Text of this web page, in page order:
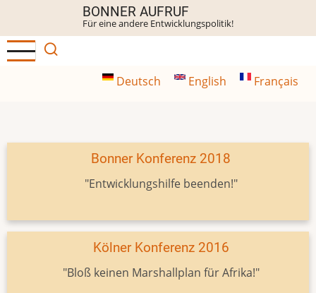
Inhalt
BONNER AUFRUF
Für eine andere Entwicklungspolitik!
Deutsch English Français
Bonner Konferenz 2018
"Entwicklungshilfe beenden!"
Kölner Konferenz 2016
"Bloß keinen Marshallplan für Afrika!"